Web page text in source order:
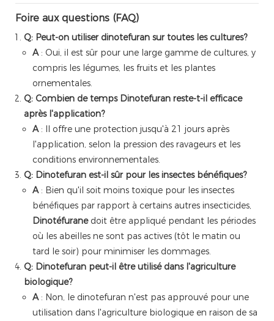
Foire aux questions (FAQ)
Q: Peut-on utiliser dinotefuran sur toutes les cultures?
A: Oui, il est sûr pour une large gamme de cultures, y
compris les légumes, les fruits et les plantes
ornementales.
Q: Combien de temps Dinotefuran reste-t-il efficace
après l'application?
A: Il offre une protection jusqu'à 21 jours après
l'application, selon la pression des ravageurs et les
conditions environnementales.
Q: Dinotefuran est-il sûr pour les insectes bénéfiques?
A: Bien qu'il soit moins toxique pour les insectes
bénéfiques par rapport à certains autres insecticides,
Dinotéfurane doit être appliqué pendant les périodes
où les abeilles ne sont pas actives (tôt le matin ou
tard le soir) pour minimiser les dommages.
Q: Dinotefuran peut-il être utilisé dans l'agriculture
biologique?
A: Non, le dinotefuran n'est pas approuvé pour une
utilisation dans l'agriculture biologique en raison de sa